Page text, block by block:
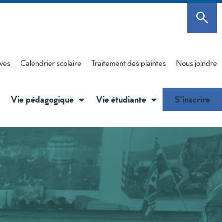
Calendrier scolaire Traitement des plaintes Nous joindre
Vie pédagogique Vie étudiante S’inscrire